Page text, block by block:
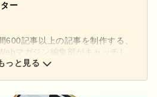
ー
600記事以上の記事を制作する、
マガジン編集部がキャッチし
報をお届けします。
っと見る